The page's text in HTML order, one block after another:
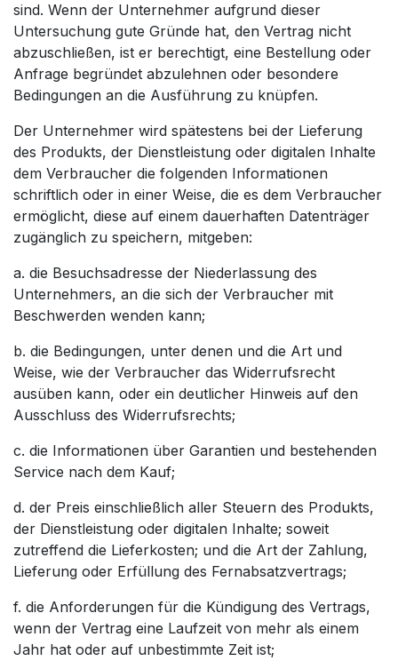
sind. Wenn der Unternehmer aufgrund dieser
Untersuchung gute Gründe hat, den Vertrag nicht
abzuschließen, ist er berechtigt, eine Bestellung oder
Anfrage begründet abzulehnen oder besondere
Bedingungen an die Ausführung zu knüpfen.
Der Unternehmer wird spätestens bei der Lieferung
des Produkts, der Dienstleistung oder digitalen Inhalte
dem Verbraucher die folgenden Informationen
schriftlich oder in einer Weise, die es dem Verbraucher
ermöglicht, diese auf einem dauerhaften Datenträger
zugänglich zu speichern, mitgeben:
a. die Besuchsadresse der Niederlassung des
Unternehmers, an die sich der Verbraucher mit
Beschwerden wenden kann;
b. die Bedingungen, unter denen und die Art und
Weise, wie der Verbraucher das Widerrufsrecht
ausüben kann, oder ein deutlicher Hinweis auf den
Ausschluss des Widerrufsrechts;
c. die Informationen über Garantien und bestehenden
Service nach dem Kauf;
d. der Preis einschließlich aller Steuern des Produkts,
der Dienstleistung oder digitalen Inhalte; soweit
zutreffend die Lieferkosten; und die Art der Zahlung,
Lieferung oder Erfüllung des Fernabsatzvertrags;
f. die Anforderungen für die Kündigung des Vertrags,
wenn der Vertrag eine Laufzeit von mehr als einem
Jahr hat oder auf unbestimmte Zeit ist;